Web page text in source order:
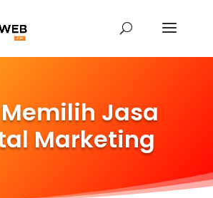
Jasa
Marketing